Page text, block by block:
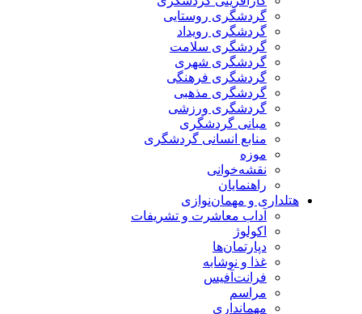
گردشگری روستایی
گردشگری رویداد
گردشگری سلامت
گردشگری شهری
گردشگری فرهنگی
گردشگری مذهبی
گردشگری ورزشی
مبانی گردشگری
منابع انسانی گردشگری
موزه
نقشه‌خوانی
راهنمایان
هتلداری و مهمان‌نوازی
آداب معاشرت و تشریفات
اکولوژ
دپارتمان‌ها
غذا و نوشابه
فرانت‌آفیس
مراسم
مهمانداری